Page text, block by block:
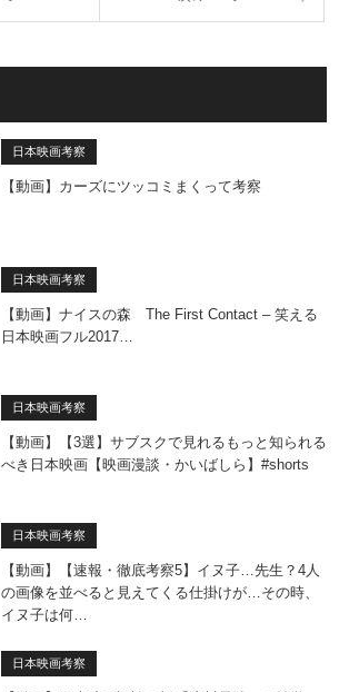
日本映画考察
【動画】カーズにツッコミまくって考察
日本映画考察
【動画】ナイスの森 The First Contact – 笑える
日本映画フル2017…
日本映画考察
【動画】【3選】サブスクで見れるもっと知られる
べき日本映画【映画漫談・かいばしら】#shorts
日本映画考察
【動画】【速報・徹底考察5】イヌ子…先生？4人
の画像を並べると見えてくる仕掛けが…その時、
イヌ子は何…
日本映画考察